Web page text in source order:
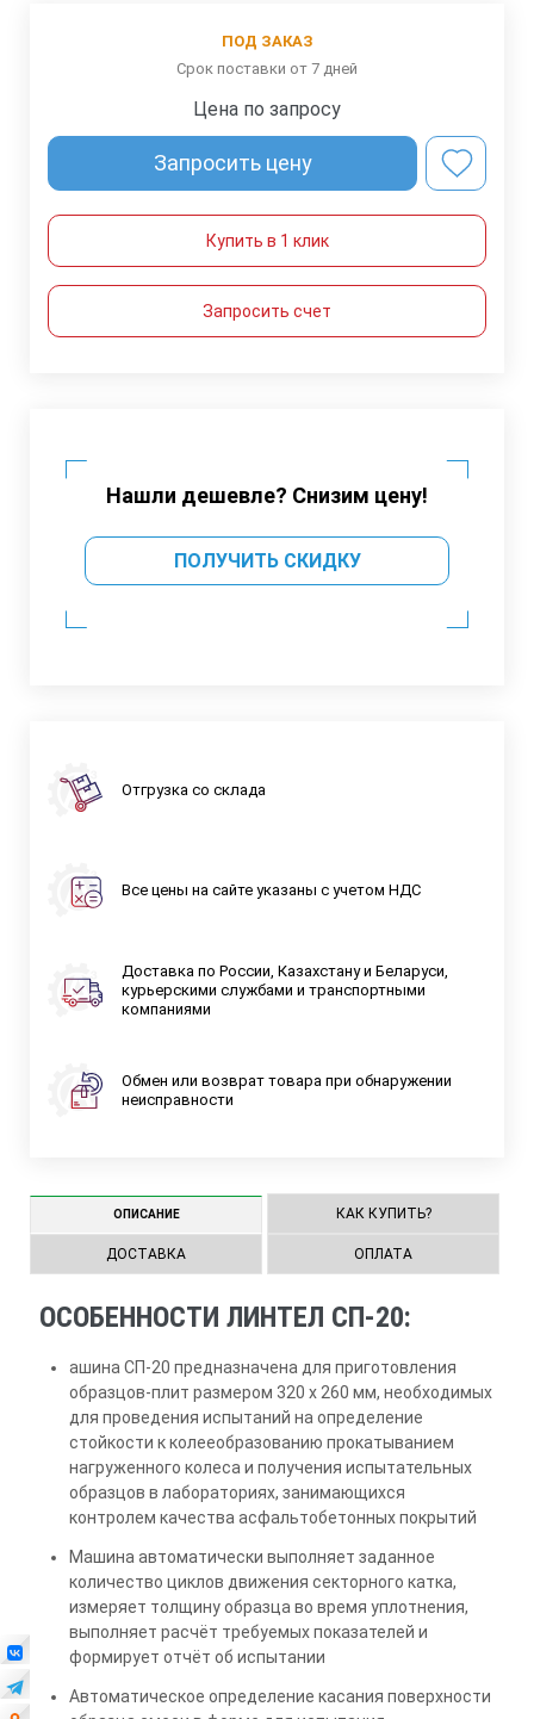
ПОД ЗАКАЗ
Срок поставки от 7 дней
Цена по запросу
Запросить цену
Купить в 1 клик
Запросить счет
Нашли дешевле? Снизим цену!
ПОЛУЧИТЬ СКИДКУ
Отгрузка со склада
Все цены на сайте указаны с учетом НДС
Доставка по России, Казахстану и Беларуси,
курьерскими службами и транспортными
компаниями
Обмен или возврат товара при обнаружении
неисправности
ОПИСАНИЕ КАК КУПИТЬ?
ДОСТАВКА ОПЛАТА
ОСОБЕННОСТИ ЛИНТЕЛ СП-20:
ашина СП-20 предназначена для приготовления
образцов-плит размером 320 х 260 мм, необходимых
для проведения испытаний на определение
стойкости к колееобразованию прокатыванием
нагруженного колеса и получения испытательных
образцов в лабораториях, занимающихся
контролем качества асфальтобетонных покрытий
Машина автоматически выполняет заданное
количество циклов движения секторного катка,
измеряет толщину образца во время уплотнения,
выполняет расчёт требуемых показателей и
формирует отчёт об испытании
Автоматическое определение касания поверхности